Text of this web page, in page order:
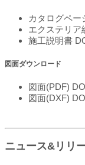
カタログペー
エクステリア
施工説明書
図面ダウンロード
図面(PDF)
図面(DXF)
ニュース&リリ